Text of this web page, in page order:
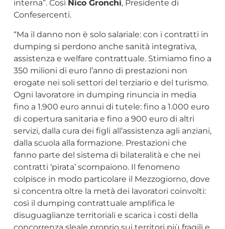
interna”. Così Nico Gronchi, Presidente di
Confesercenti.
“Ma il danno non è solo salariale: con i contratti in
dumping si perdono anche sanità integrativa,
assistenza e welfare contrattuale. Stimiamo fino a
350 milioni di euro l’anno di prestazioni non
erogate nei soli settori del terziario e del turismo.
Ogni lavoratore in dumping rinuncia in media
fino a 1.900 euro annui di tutele: fino a 1.000 euro
di copertura sanitaria e fino a 900 euro di altri
servizi, dalla cura dei figli all’assistenza agli anziani,
dalla scuola alla formazione. Prestazioni che
fanno parte del sistema di bilateralità e che nei
contratti ‘pirata’ scompaiono. Il fenomeno
colpisce in modo particolare il Mezzogiorno, dove
si concentra oltre la metà dei lavoratori coinvolti:
così il dumping contrattuale amplifica le
disuguaglianze territoriali e scarica i costi della
concorrenza sleale proprio sui territori più fragili e